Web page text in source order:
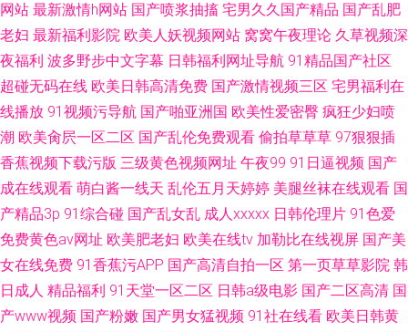
网站 最新激情h网站 国产喷浆抽搐 宅男久久国产精品 国产乱肥
老妇 最新福利影院 欧美人妖视频网站 窝窝午夜理论 久草视频深
夜福利 波多野步中文字幕 日韩福利网址导航 91精品国产社区
超碰无码在线 欧美日韩高清免费 国产激情视频三区 宅男福利在
线播放 91视频污导航 国产啪亚洲国 欧美性爱密臀 疯狂少妇喷
潮 欧美肏屄一区二区 国产乱伦免费观看 偷拍草草草 97狠狠插
香蕉视频下载污版 三级黄色视频网址 午夜99 91日逼视频 国产
成在线观看 萌白酱一线天 乱伦五月天婷婷 美腿丝袜在线观看 国
产精品3p 91综合碰 国产乱女乱 成人xxxxx 日韩伦理片 91色爱
免费黄色av网址 欧美肥老妇 欧美在线tv 加勒比在线视屏 国产美
女在线免费 91香蕉污APP 国产高清自拍一区 第一页草草影院 韩
日成人 精品福利 91天堂一区二区 日韩a级电影 国产二区高清 国
产www视频 国产粉嫩 国产男女猛视频 91社在线看 欧美日韩黄